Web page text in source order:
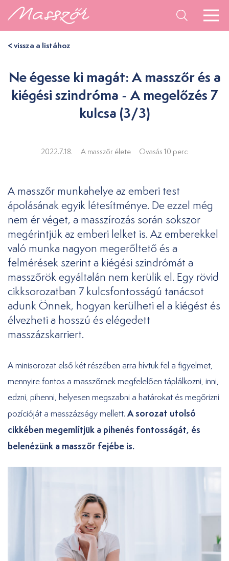
< vissza a listához
Ne égesse ki magát: A masszőr és a
kiégési szindróma - A megelőzés 7
kulcsa (3/3)
2022.7.18. A masszőr élete Ovasás 10 perc
A masszőr munkahelye az emberi test
ápolásának egyik létesítménye. De ezzel még
nem ér véget, a masszírozás során sokszor
megérintjük az emberi lelket is. Az emberekkel
való munka nagyon megerőltető és a
felmérések szerint a kiégési szindrómát a
masszőrök egyáltalán nem kerülik el. Egy rövid
cikksorozatban 7 kulcsfontosságú tanácsot
adunk Önnek, hogyan kerülheti el a kiégést és
élvezheti a hosszú és elégedett
masszázskarriert.
A minisorozat első két részében arra hívtuk fel a figyelmet,
mennyire fontos a masszőrnek megfelelően táplálkozni, inni,
edzni, pihenni, helyesen megszabni a határokat és megőrizni
pozícióját a masszázságy mellett. A sorozat utolsó
cikkében megemlítjük a pihenés fontosságát, és
belenézünk a masszőr fejébe is.